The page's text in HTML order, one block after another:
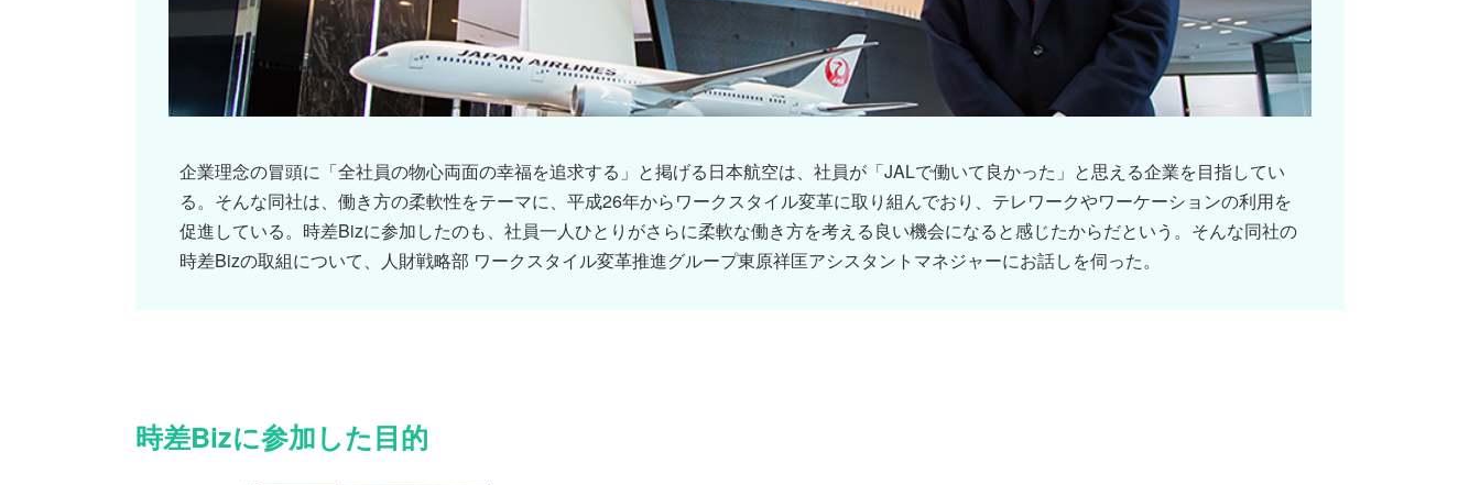
企業理念の冒頭に「全社員の物心両面の幸福を追求する」と掲げる日本航空は、社員が「JALで働いて良かった」と思える企業を目指してい
る。そんな同社は、働き方の柔軟性をテーマに、平成26年からワークスタイル変革に取り組んでおり、テレワークやワーケーションの利用を
促進している。時差Bizに参加したのも、社員一人ひとりがさらに柔軟な働き方を考える良い機会になると感じたからだという。そんな同社の
時差Bizの取組について、人財戦略部 ワークスタイル変革推進グループ東原祥匡アシスタントマネジャーにお話しを伺った。
時差Bizに参加した目的